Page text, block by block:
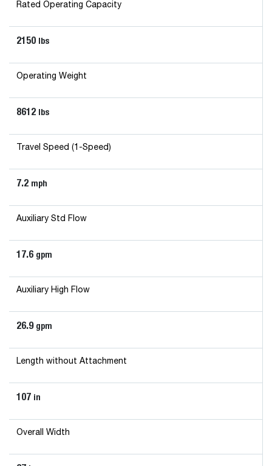
Rated Operating Capacity
2150 lbs
Operating Weight
8612 lbs
Travel Speed (1-Speed)
7.2 mph
Auxiliary Std Flow
17.6 gpm
Auxiliary High Flow
26.9 gpm
Length without Attachment
107 in
Overall Width